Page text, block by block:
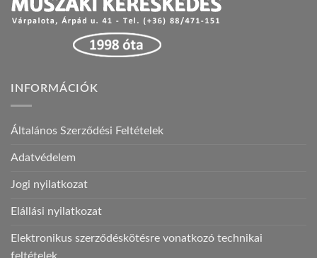
INFORMÁCIÓK
Általános Szerződési Feltételek
Adatvédelem
Jogi nyilatkozat
Elállási nyilatkozat
Elektronikus szerződéskötésre vonatkozó technikai